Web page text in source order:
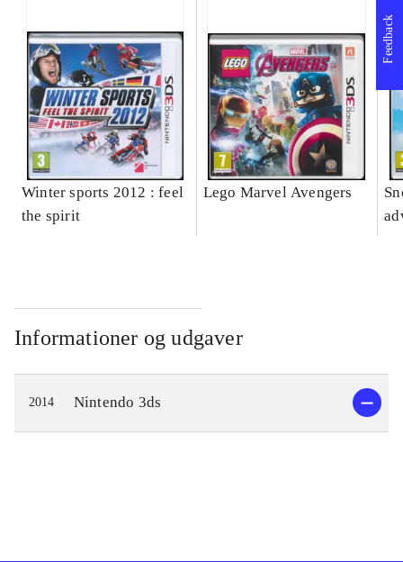
Winter sports 2012 : feel
the spirit
Lego Marvel Avengers
Informationer og udgaver
2014 Nintendo 3ds
Feedback